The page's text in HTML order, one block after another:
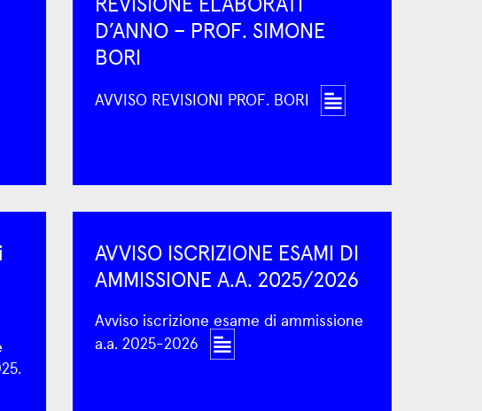
D’ANNO – PROF. SIMONE
BORI
AVVISO REVISIONI PROF. BORI
AVVISO ISCRIZIONE ESAMI DI
AMMISSIONE A.A. 2025/2026
Avviso iscrizione esame di ammissione
a.a. 2025-2026